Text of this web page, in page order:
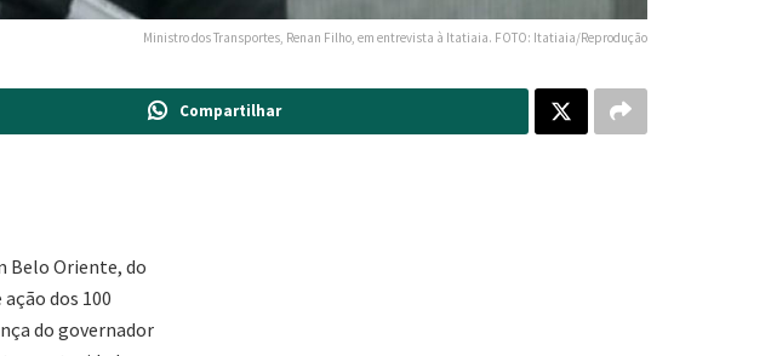
Ministro dos Transportes, Renan Filho, em entrevista à Itatiaia. FOTO: Itatiaia/Reprodução
Compartilhar
Belo Oriente, do
dos 100
do governador